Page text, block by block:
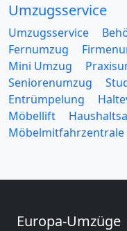
Umzugsservice
Umzugsservice
Fernumzug
Mini Umzug
Seniorenumzug
Entrümpelung
Möbellift
Möbelmitfahrzentrale
Europa-Umzüge